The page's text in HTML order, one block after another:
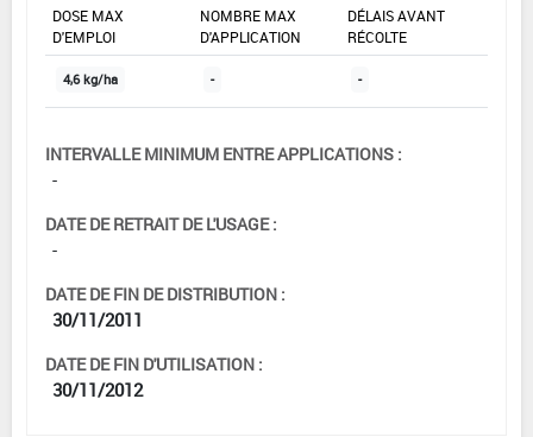
DOSE MAX
D'EMPLOI
NOMBRE MAX
D'APPLICATION
DÉLAIS AVANT
RÉCOLTE
4,6 kg/ha - -
INTERVALLE MINIMUM ENTRE APPLICATIONS :
-
DATE DE RETRAIT DE L'USAGE :
-
DATE DE FIN DE DISTRIBUTION :
30/11/2011
DATE DE FIN D'UTILISATION :
30/11/2012